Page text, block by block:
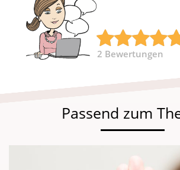
2 Bewertungen
Passend zum